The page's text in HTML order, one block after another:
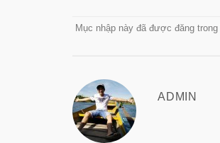
Mục nhập này đã được đăng trong
ADMIN